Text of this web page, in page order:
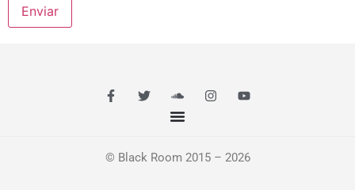
© Black Room 2015 – 2026